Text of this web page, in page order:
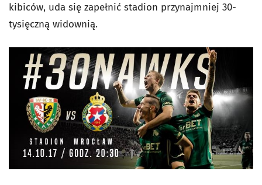
kibiców, uda się zapełnić stadion przynajmniej 30-
tysięczną widownią.